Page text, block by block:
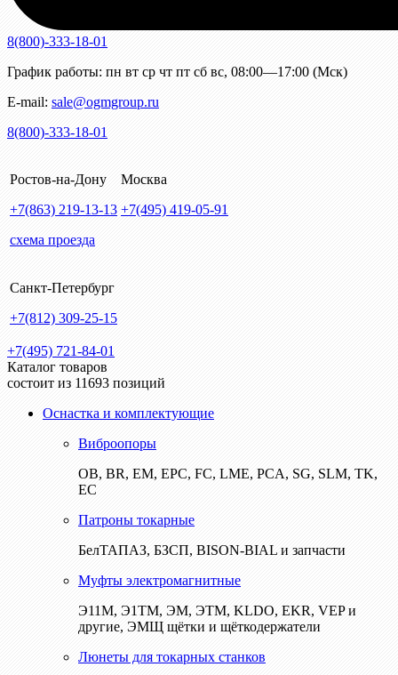
8(800)-333-18-01
График работы: пн вт ср чт пт сб вс, 08:00—17:00 (Мск)
E-mail: sale@ogmgroup.ru
8(800)-333-18-01
Ростов-на-Дону
+7(863) 219-13-13
схема проезда
Москва
+7(495) 419-05-91
Санкт-Петербург
+7(812) 309-25-15
+7(495) 721-84-01
Каталог товаров
состоит из 11693 позиций
Оснастка и комплектующие
Виброопоры
ОВ, BR, EM, EPC, FC, LME, PCA, SG, SLM, TK,
EC
Патроны токарные
БелТАПАЗ, БЗСП, BISON-BIAL и запчасти
Муфты электромагнитные
Э11М, Э1ТМ, ЭМ, ЭТМ, KLDO, EKR, VEP и
другие, ЭМЩ щётки и щёткодержатели
Люнеты для токарных станков